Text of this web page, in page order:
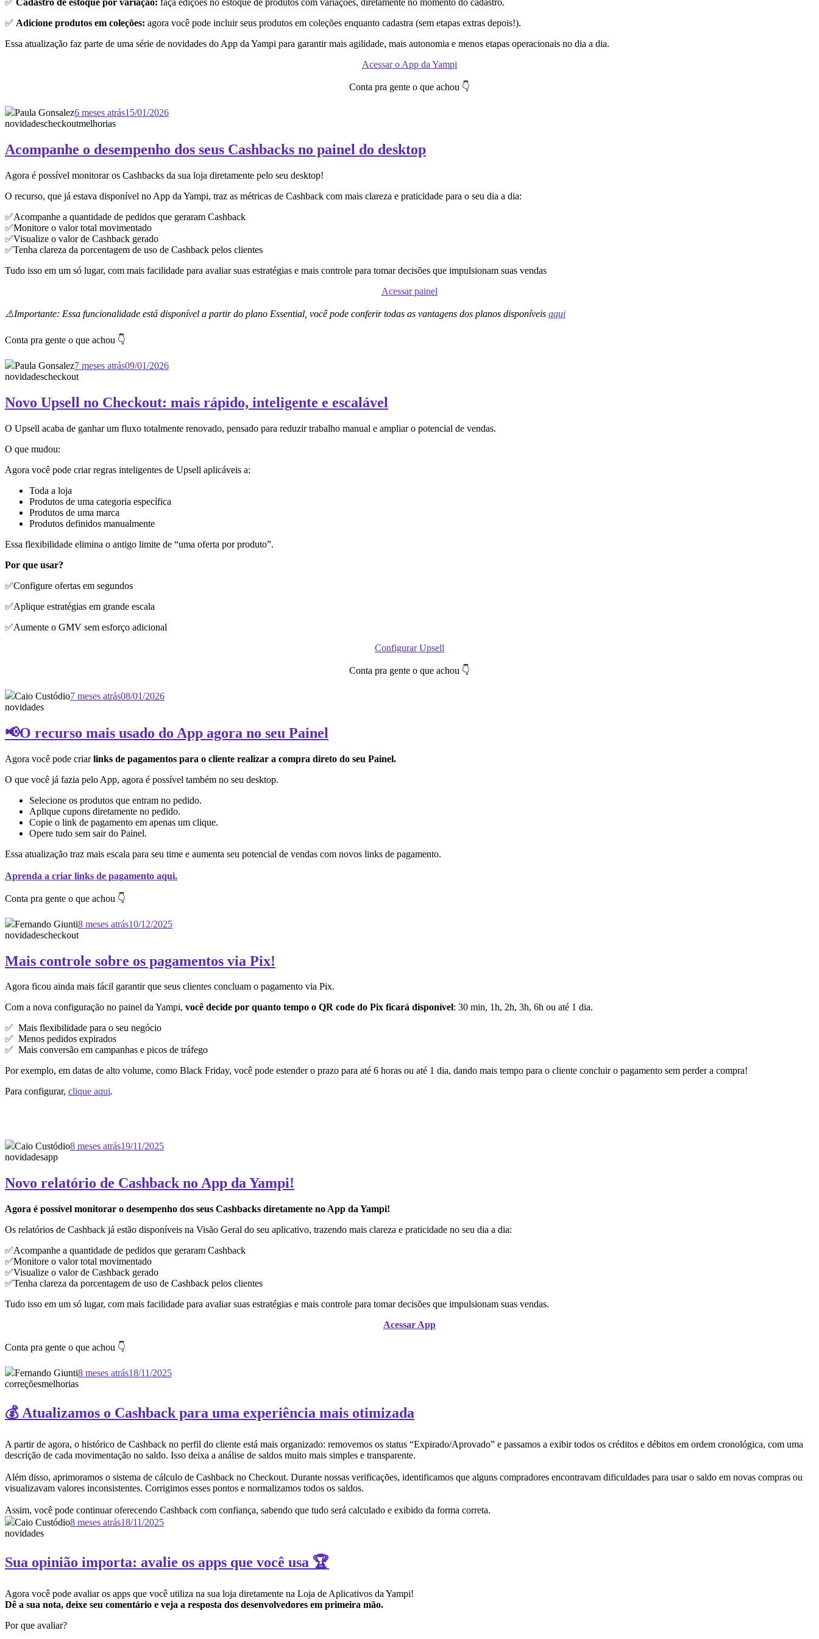
✅ Cadastro de estoque por variação: faça edições no estoque de produtos com variações, diretamente no momento do cadastro.
✅ Adicione produtos em coleções: agora você pode incluir seus produtos em coleções enquanto cadastra (sem etapas extras depois!).
Essa atualização faz parte de uma série de novidades do App da Yampi para garantir mais agilidade, mais autonomia e menos etapas operacionais no dia a dia.
Acessar o App da Yampi
Conta pra gente o que achou 👇
Paula Gonsalez6 meses atrás15/01/2026
novidadescheckoutmelhorias
Acompanhe o desempenho dos seus Cashbacks no painel do desktop
Agora é possível monitorar os Cashbacks da sua loja diretamente pelo seu desktop!
O recurso, que já estava disponível no App da Yampi, traz as métricas de Cashback com mais clareza e praticidade para o seu dia a dia:
✅Acompanhe a quantidade de pedidos que geraram Cashback
✅Monitore o valor total movimentado
✅Visualize o valor de Cashback gerado
✅Tenha clareza da porcentagem de uso de Cashback pelos clientes
Tudo isso em um só lugar, com mais facilidade para avaliar suas estratégias e mais controle para tomar decisões que impulsionam suas vendas
Acessar painel
⚠️Importante: Essa funcionalidade está disponível a partir do plano Essential, você pode conferir todas as vantagens dos planos disponíveis aqui
Conta pra gente o que achou 👇
Paula Gonsalez7 meses atrás09/01/2026
novidadescheckout
Novo Upsell no Checkout: mais rápido, inteligente e escalável
O Upsell acaba de ganhar um fluxo totalmente renovado, pensado para reduzir trabalho manual e ampliar o potencial de vendas.
O que mudou:
Agora você pode criar regras inteligentes de Upsell aplicáveis a:
Toda a loja
Produtos de uma categoria específica
Produtos de uma marca
Produtos definidos manualmente
Essa flexibilidade elimina o antigo limite de “uma oferta por produto”.
Por que usar?
✅Configure ofertas em segundos
✅Aplique estratégias em grande escala
✅Aumente o GMV sem esforço adicional
Configurar Upsell
Conta pra gente o que achou 👇
Caio Custódio7 meses atrás08/01/2026
novidades
📢O recurso mais usado do App agora no seu Painel
Agora você pode criarlinks de pagamentos para o cliente realizar a compra direto do seu Painel.
O que você já fazia pelo App, agora é possível também no seu desktop.
Selecione os produtos que entram no pedido.
Aplique cupons diretamente no pedido.
Copie o link de pagamento em apenas um clique.
Opere tudo sem sair do Painel.
Essa atualização traz mais escala para seu time e aumenta seu potencial de vendas com novos links de pagamento.
Aprenda a criar links de pagamento aqui.
Conta pra gente o que achou 👇
Fernando Giunti8 meses atrás10/12/2025
novidadescheckout
Mais controle sobre os pagamentos via Pix!
Agora ficou ainda mais fácil garantir que seus clientes concluam o pagamento via Pix.
Com a nova configuração no painel da Yampi, você decide por quanto tempo o QR code do Pix ficará disponível: 30 min, 1h, 2h, 3h, 6h ou até 1 dia.
✅ Mais flexibilidade para o seu negócio
✅ Menos pedidos expirados
✅ Mais conversão em campanhas e picos de tráfego
Por exemplo, em datas de alto volume, como Black Friday, você pode estender o prazo para até 6 horas ou até 1 dia, dando mais tempo para o cliente concluir o pagamento sem perder a compra!
Para configurar, clique aqui.
Caio Custódio8 meses atrás19/11/2025
novidadesapp
Novo relatório de Cashback no App da Yampi!
Agora é possível monitorar o desempenho dos seus Cashbacks diretamente no App da Yampi!
Os relatórios de Cashback já estão disponíveis na Visão Geral do seu aplicativo, trazendo mais clareza e praticidade no seu dia a dia:
✅Acompanhe a quantidade de pedidos que geraram Cashback
✅Monitore o valor total movimentado
✅Visualize o valor de Cashback gerado
✅Tenha clareza da porcentagem de uso de Cashback pelos clientes
Tudo isso em um só lugar, com mais facilidade para avaliar suas estratégias e mais controle para tomar decisões que impulsionam suas vendas.
Acessar App
Conta pra gente o que achou 👇
Fernando Giunti8 meses atrás18/11/2025
correçõesmelhorias
💰 Atualizamos o Cashback para uma experiência mais otimizada
A partir de agora, o histórico de Cashback no perfil do cliente está mais organizado: removemos os status “Expirado/Aprovado” e passamos a exibir todos os créditos e débitos em ordem cronológica, com uma
descrição de cada movimentação no saldo. Isso deixa a análise de saldos muito mais simples e transparente.
Além disso, aprimoramos o sistema de cálculo de Cashback no Checkout. Durante nossas verificações, identificamos que alguns compradores encontravam dificuldades para usar o saldo em novas compras ou
visualizavam valores inconsistentes. Corrigimos esses pontos e normalizamos todos os saldos.
Assim, você pode continuar oferecendo Cashback com confiança, sabendo que tudo será calculado e exibido da forma correta.
Caio Custódio8 meses atrás18/11/2025
novidades
Sua opinião importa: avalie os apps que você usa 🏆
Agora você pode avaliar os apps que você utiliza na sua loja diretamente na Loja de Aplicativos da Yampi!
Dê a sua nota, deixe seu comentário e veja a resposta dos desenvolvedores em primeira mão.
Por que avaliar?